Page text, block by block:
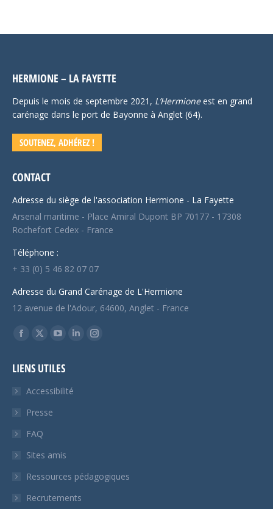
HERMIONE – LA FAYETTE
Depuis le mois de septembre 2021, L’Hermioneest en grand
carénage dans le port de Bayonne à Anglet (64).
SOUTENEZ, ADHÉREZ !
CONTACT
Adresse du siège de l'association Hermione - La Fayette
Arsenal maritime - Place Amiral Dupont BP 70177 - 17308
Rochefort Cedex - France
Téléphone :
+ 33 (0) 5 46 82 07 07
Adresse du Grand Carénage de L'Hermione
12 avenue de l'Adour, 64600, Anglet - France
Trouvez nous sur :
Facebook
opens
in
X
opens
in
YouTube
opens
in
LinkedInInstagram
LIENS UTILES
Accessibilité
Presse
FAQ
Sites amis
Ressources pédagogiques
Recrutements